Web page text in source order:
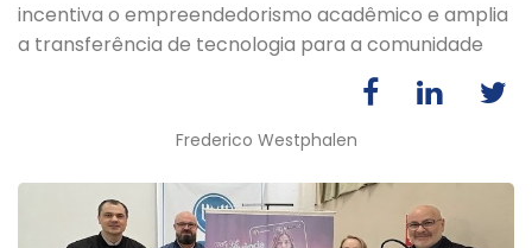
incentiva o empreendedorismo acadêmico e amplia
a transferência de tecnologia para a comunidade
Frederico Westphalen